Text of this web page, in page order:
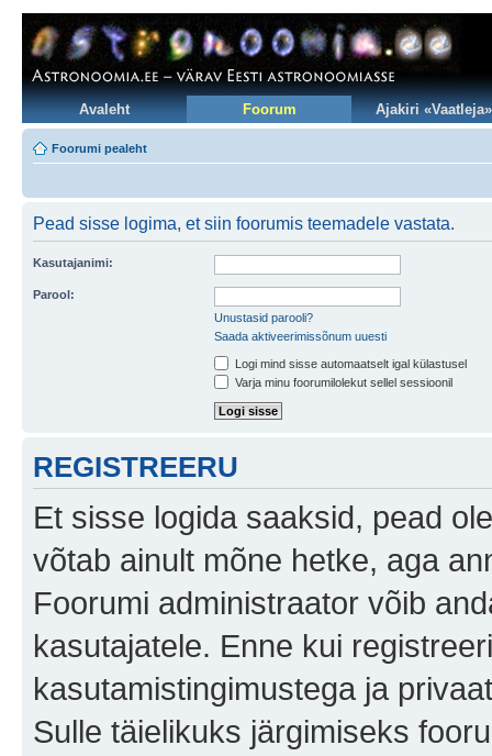
Avaleht Foorum Ajakiri «Vaatleja»
Foorumi pealeht
Pead sisse logima, et siin foorumis teemadele vastata.
Kasutajanimi:
Parool:
Unustasid parooli?
Saada aktiveerimissõnum uuesti
Logi mind sisse automaatselt igal külastusel
Varja minu foorumilolekut sellel sessioonil
REGISTREERU
Et sisse logida saaksid, pead
võtab ainult mõne hetke, aga
Foorumi administraator võib
kasutajatele. Enne kui
kasutamistingimustega ja
Sulle täielikuks järgimiseks